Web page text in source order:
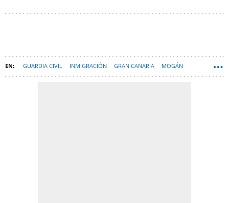
GUARDIA CIVIL INMIGRACIÓN GRAN CANARIA MOGÁN